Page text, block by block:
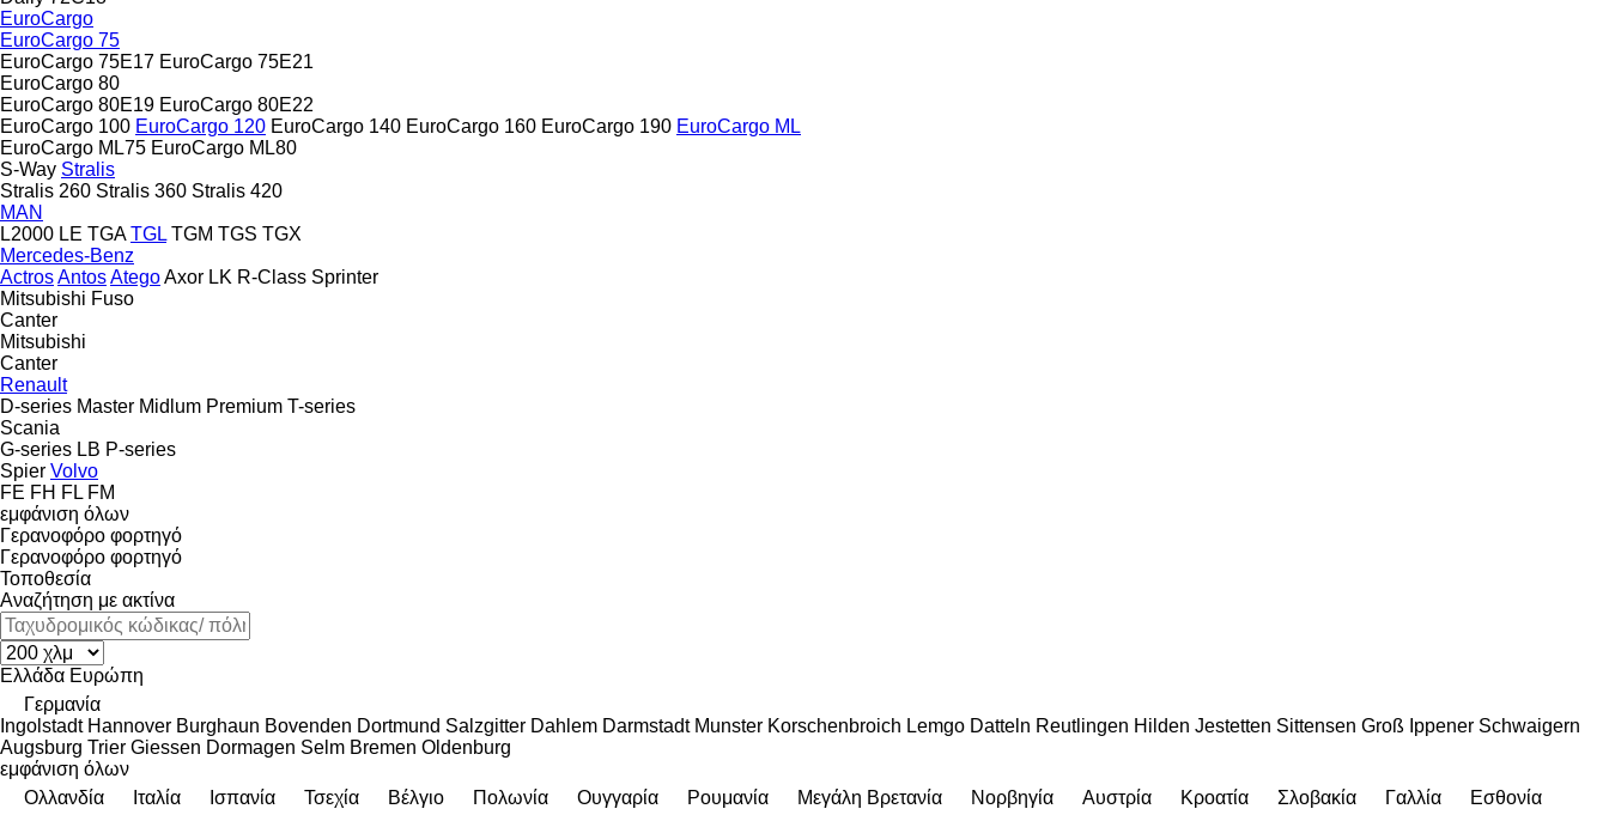
EuroCargo
EuroCargo 75
EuroCargo 75E17 EuroCargo 75E21
EuroCargo 80
EuroCargo 80E19 EuroCargo 80E22
EuroCargo 100 EuroCargo 120 EuroCargo 140 EuroCargo 160 EuroCargo 190 EuroCargo ML
EuroCargo ML75 EuroCargo ML80
S-Way Stralis
Stralis 260 Stralis 360 Stralis 420
MAN
L2000 LE TGA TGL TGM TGS TGX
Mercedes-Benz
ActrosAntosAtegoAxor LK R-Class Sprinter
Mitsubishi Fuso
Canter
Mitsubishi
Canter
Renault
D-series Master Midlum Premium T-series
Scania
G-series LB P-series
Spier Volvo
FE FH FL FM
εμφάνιση όλων
Γερανοφόρο φορτηγό
Γερανοφόρο φορτηγό
Τοποθεσία
Αναζήτηση με ακτίνα
Ελλάδα Ευρώπη
Γερμανία
Ingolstadt Hannover Burghaun Bovenden Dortmund Salzgitter Dahlem Darmstadt Munster Korschenbroich Lemgo Datteln Reutlingen Hilden Jestetten Sittensen Groß Ippener Schwaigern
Augsburg Trier Giessen Dormagen Selm Bremen Oldenburg
εμφάνιση όλων
Ολλανδία
Ιταλία Ισπανία Τσεχία Βέλγιο Πολωνία Ουγγαρία Ρουμανία Μεγάλη Βρετανία Νορβηγία Αυστρία Κροατία Σλοβακία Γαλλία
Εσθονία